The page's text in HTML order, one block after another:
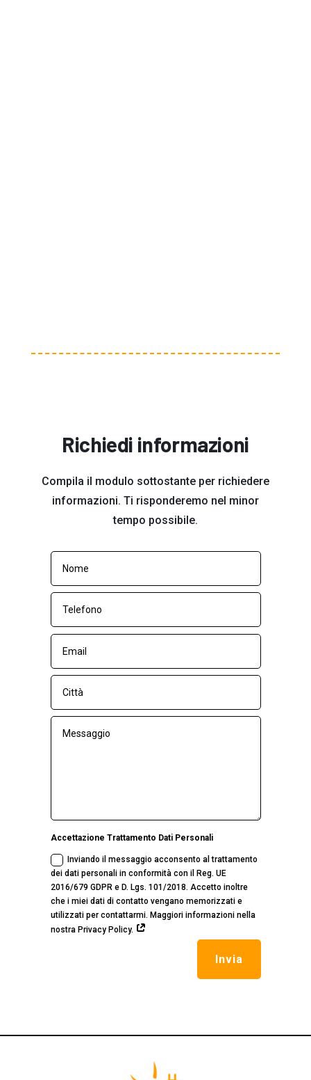
Richiedi informazioni
Compila il modulo sottostante per richiedere
informazioni. Ti risponderemo nel minor
tempo possibile.
Accettazione Trattamento Dati Personali
Inviando il messaggio acconsento al trattamento
dei dati personali in conformità con il Reg. UE
2016/679 GDPR e D. Lgs. 101/2018. Accetto inoltre
che i miei dati di contatto vengano memorizzati e
utilizzati per contattarmi. Maggiori informazioni nella
nostra Privacy Policy.
Invia